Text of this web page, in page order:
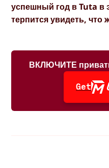
успешный год в Tuta в
терпится увидеть, что
ВКЛЮЧИТЕ
Get